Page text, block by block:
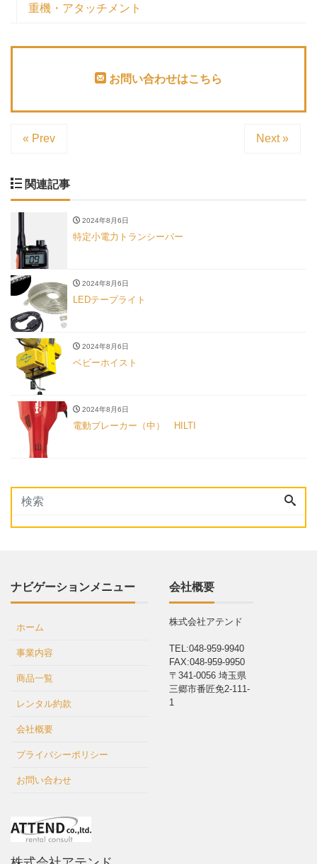
重機・アタッチメント
お問い合わせはこちら
« Prev Next »
関連記事
2024年8月6日
特定小電力トランシーバー
2024年8月6日
LEDテープライト
2024年8月6日
ベビーホイスト
2024年8月6日
電動ブレーカー（中） HILTI
ナビゲーションメニュー
ホーム
事業内容
商品一覧
レンタル約款
会社概要
プライバシーポリシー
お問い合わせ
会社概要
株式会社アテンド
TEL:048-959-9940
FAX:048-959-9950
〒341-0056 埼玉県
三郷市番匠免2-111-
1